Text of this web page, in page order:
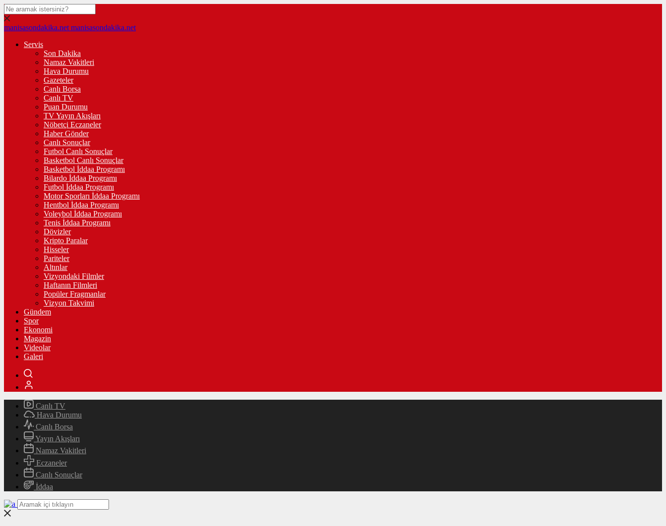
manisasondakika.net manisasondakika.net
Servis
Son Dakika
Namaz Vakitleri
Hava Durumu
Gazeteler
Canlı Borsa
Canlı TV
Puan Durumu
TV Yayın Akışları
Nöbetçi Eczaneler
Haber Gönder
Canlı Sonuçlar
Futbol Canlı Sonuçlar
Basketbol Canlı Sonuçlar
Basketbol İddaa Programı
Bilardo İddaa Programı
Futbol İddaa Programı
Motor Sporları İddaa Programı
Hentbol İddaa Programı
Voleybol İddaa Programı
Tenis İddaa Programı
Dövizler
Kripto Paralar
Hisseler
Pariteler
Altınlar
Vizyondaki Filmler
Haftanın Filmleri
Popüler Fragmanlar
Vizyon Takvimi
Gündem
Spor
Ekonomi
Magazin
Videolar
Galeri
Canlı TV
Hava Durumu
Canlı Borsa
Yayın Akışları
Namaz Vakitleri
Eczaneler
Canlı Sonuçlar
İddaa